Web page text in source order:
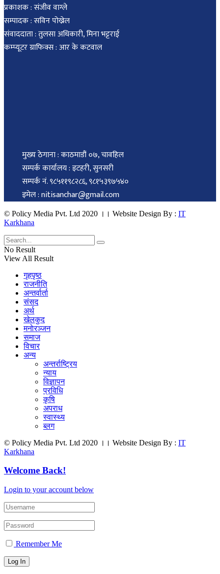
प्रकाशक : संजीव वाग्ले
सम्पादक : सविन पोख्रेल
संवाददाता : तुलसा अधिकारी, मिना भट्टराई
कम्प्यूटर ग्राफिक्स : आर के कटवाल
मुख्य ठेगाना : काठमाडौं ०७, चावहिल
सम्पर्क कार्यालय : इटहरी, सुनसरी
सम्पर्क नं. ९८५११९८२८६, ९८१५३९७५४०
इमेल : nitisanchar@gmail.com
© Policy Media Pvt. Ltd 2020 ।। Website Design By : IT
Karkhana
No Result
View All Result
गृहपृष्ठ
राजनीति
अन्तर्वार्ता
संसद
अर्थ
खेलकुद
मनाेरञ्जन
समाज
विचार
अन्य
अन्तर्राष्ट्रिय
न्याय
विज्ञापन
प्रविधि
कृषि
अपराध
स्वास्थ्य
ब्लग
© Policy Media Pvt. Ltd 2020 ।। Website Design By : IT
Karkhana
Welcome Back!
Login to your account below
Remember Me